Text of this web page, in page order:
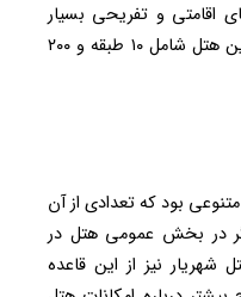
اقامتی و تفریحی بسیار
خوب و عالی می باشد. ساختمان این هتل شامل ۱۰ طبقه و ۲۰۰
بود که تعدادی از آن
در بخش عمومی هتل در
شهریار نیز از این قاعده